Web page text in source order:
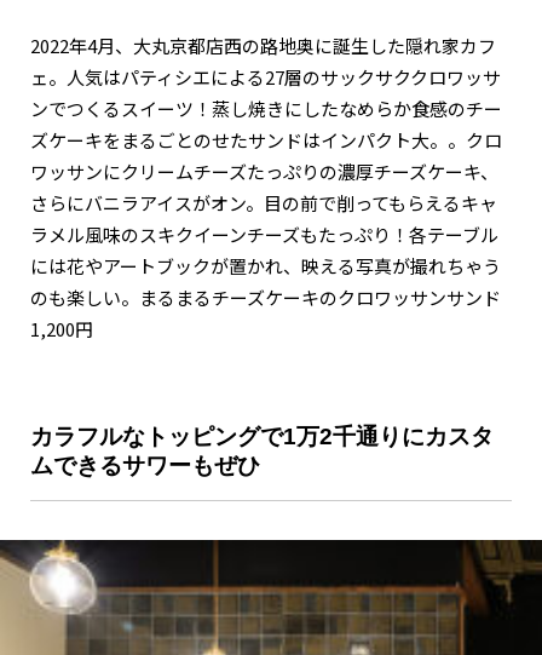
2022年4月、大丸京都店西の路地奥に誕生した隠れ家カフ
ェ。人気はパティシエによる27層のサックサククロワッサ
ンでつくるスイーツ！蒸し焼きにしたなめらか食感のチー
ズケーキをまるごとのせたサンドはインパクト大。。クロ
ワッサンにクリームチーズたっぷりの濃厚チーズケーキ、
さらにバニラアイスがオン。目の前で削ってもらえるキャ
ラメル風味のスキクイーンチーズもたっぷり！各テーブル
には花やアートブックが置かれ、映える写真が撮れちゃう
のも楽しい。まるまるチーズケーキのクロワッサンサンド
1,200円
カラフルなトッピングで1万2千通りにカスタ
ムできるサワーもぜひ